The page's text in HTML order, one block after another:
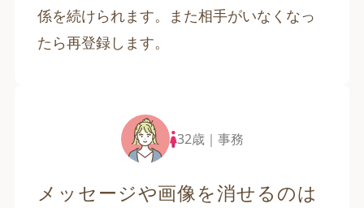
係を続けられます。また相手がいなくなっ
たら再登録します。
32歳｜事務
メッセージや画像を消せるのは